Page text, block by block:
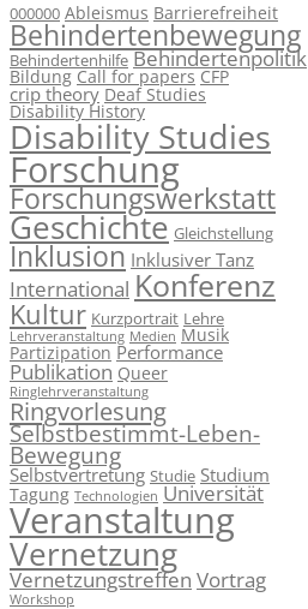
000000 Ableismus Barrierefreiheit
Behindertenbewegung
Behindertenhilfe Behindertenpolitik
Bildung Call for papers CFP
crip theory Deaf Studies
Disability History
Disability Studies
Forschung
Forschungswerkstatt
Geschichte Gleichstellung
Inklusion Inklusiver Tanz
International Konferenz
Kultur Kurzportrait Lehre
Lehrveranstaltung Medien Musik
Partizipation Performance
Publikation Queer
Ringlehrveranstaltung
Ringvorlesung
Selbstbestimmt-Leben-
Bewegung
Selbstvertretung Studie Studium
Tagung Technologien Universität
Veranstaltung
Vernetzung
Vernetzungstreffen Vortrag
Workshop